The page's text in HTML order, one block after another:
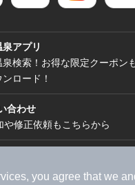
you agree that we
アプリ
検索！お得な限定クーポン
ロード！
合わせ
修正依頼もこちらから
（資料請求）
広告出稿のご